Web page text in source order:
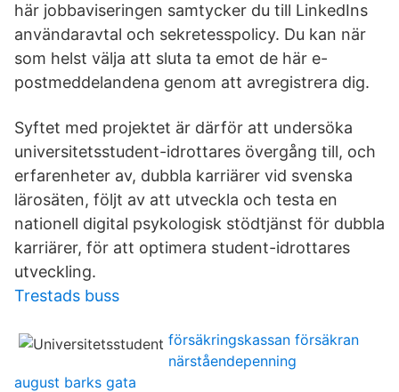
här jobbaviseringen samtycker du till LinkedIns
användaravtal och sekretesspolicy. Du kan när
som helst välja att sluta ta emot de här e-
postmeddelandena genom att avregistrera dig.
Syftet med projektet är därför att undersöka
universitetsstudent-idrottares övergång till, och
erfarenheter av, dubbla karriärer vid svenska
lärosäten, följt av att utveckla och testa en
nationell digital psykologisk stödtjänst för dubbla
karriärer, för att optimera student-idrottares
utveckling.
Trestads buss
försäkringskassan försäkran
närståendepenning
august barks gata